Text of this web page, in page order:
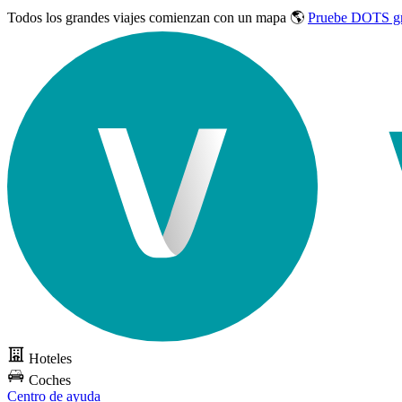
Todos los grandes viajes comienzan con un mapa 🌎 Pruebe DOTS
Hoteles
Coches
Centro de ayuda